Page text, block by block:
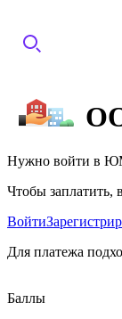
Нужно войти в
Чтобы заплатить,
Войти
Для платежа
Баллы